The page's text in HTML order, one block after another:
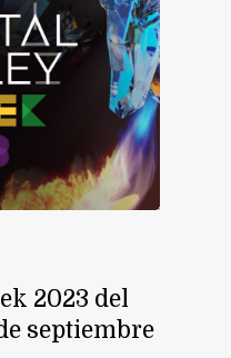
2023 del
septiembre